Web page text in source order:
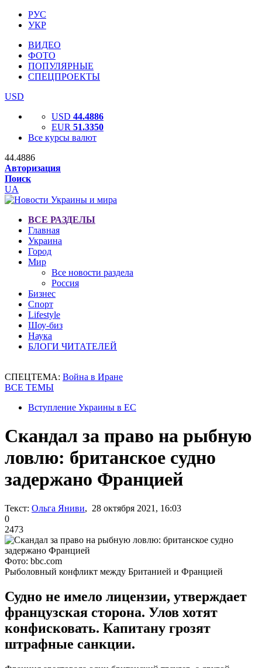
РУС
УКР
ВИДЕО
ФОТО
ПОПУЛЯРНЫЕ
СПЕЦПРОЕКТЫ
USD
USD 44.4886
EUR 51.3350
Все курсы валют
44.4886
Авторизация
Поиск
UA
ВСЕ РАЗДЕЛЫ
Главная
Украина
Город
Мир
Все новости раздела
Россия
Бизнес
Спорт
Lifestyle
Шоу-биз
Наука
БЛОГИ ЧИТАТЕЛЕЙ
СПЕЦТЕМА: Война в Иране
ВСЕ ТЕМЫ
Вступление Украины в ЕС
Скандал за право на рыбную
ловлю: британское судно
задержано Францией
Текст: Ольга Яниви, 28 октября 2021, 16:03
0
2473
Фото: bbc.com
Рыболовный конфликт между Британией и Францией
Судно не имело лицензии, утверждает
французская сторона. Улов хотят
конфисковать. Капитану грозят
штрафные санкции.